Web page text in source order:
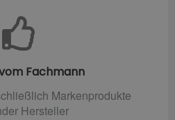
Fachmann
Markenprodukte
Hersteller